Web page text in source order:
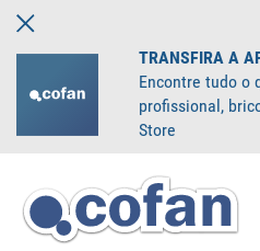
TRANSFIRA A
Encontre tudo o
profissional,
Store